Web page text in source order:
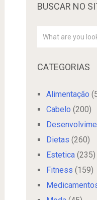
BUSCAR NO
CATEGORIAS
Alimentação
Cabelo (200)
Dietas (260)
Estetica(235)
Fitness (159)